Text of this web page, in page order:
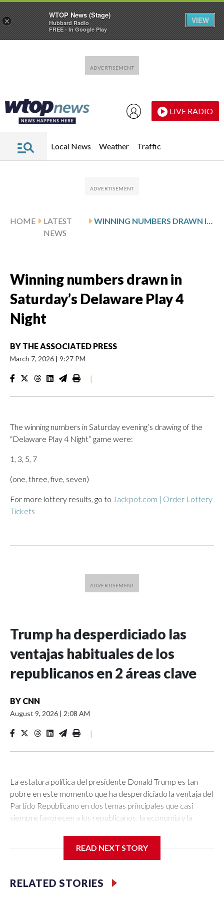
LIVE RADIO
Local News Weather Traffic
HOME
LATEST
NEWS
WINNING NUMBERS DRAWN IN SATURDAY’S DELAWARE PLAY 4 NIGHT
Winning numbers drawn in
Saturday’s Delaware Play 4
Night
BY THE ASSOCIATED PRESS
March 7, 2026 | 9:27 PM
|
The winning numbers in Saturday evening’s drawing of the
“Delaware Play 4 Night” game were:
1, 3, 5, 7
(one, three, five, seven)
For more lottery results, go to Jackpot.com | Order Lottery
Tickets
Trump ha desperdiciado las
ventajas habituales de los
republicanos en 2 áreas clave
BY CNN
August 9, 2026 | 2:08 AM
|
La estatura política del presidente Donald Trump es tan
pobre en este momento que ha desperdiciado la ventaja del
Partido Republicano en dos temas principales que casi
siempre favorecen a los republicanos: la economía y la
empatados en “guerra, conflictos extranjeros y terrorismo”.
elecciones de 2024. Hoy, el 37 % de los adultos
estadounidenses dice que los demócratas tienen un mejor
READ NEXT STORY
RELATED STORIES
×
WTOP News (Stage)
Hubbard Radio
FREE - In Google Play
VIEW